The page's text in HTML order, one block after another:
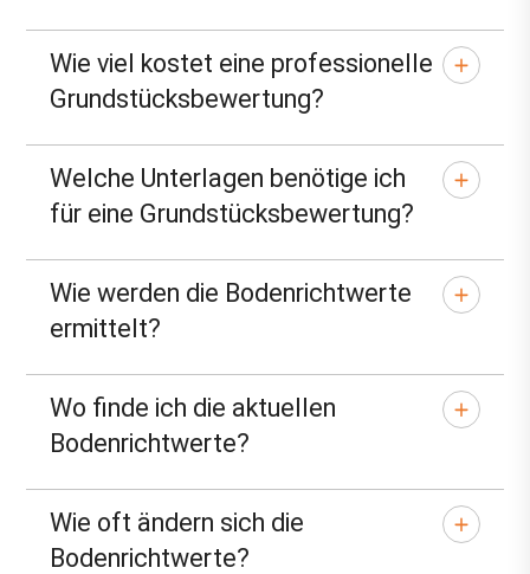
Wie viel kostet eine professionelle
Grundstücksbewertung?
Welche Unterlagen benötige ich
für eine Grundstücksbewertung?
Wie werden die Bodenrichtwerte
ermittelt?
Wo finde ich die aktuellen
Bodenrichtwerte?
Wie oft ändern sich die
Bodenrichtwerte?